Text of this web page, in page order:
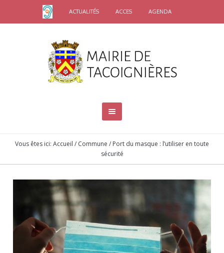
ACTUALITÉS ACCES AGENDA
Vous êtes ici: Accueil / Commune / Port du masque : l’utiliser en toute
sécurité